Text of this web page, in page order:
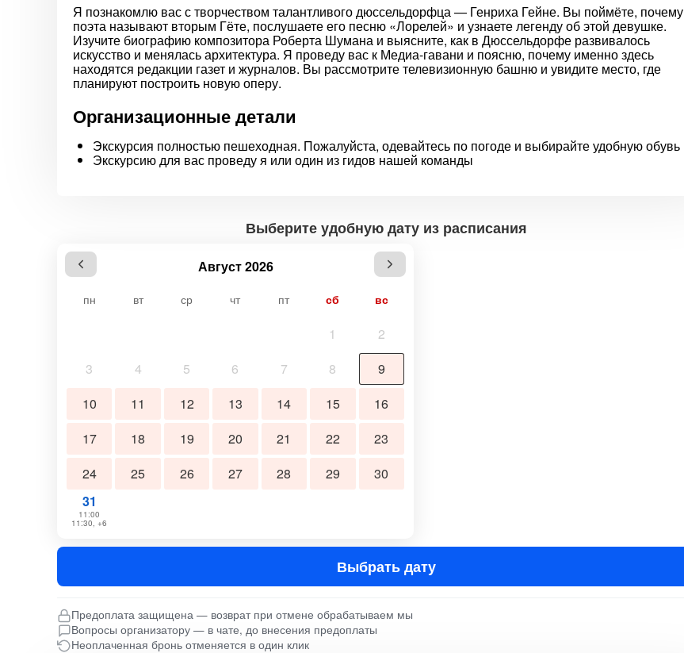
Я познакомлю вас с творчеством талантливого дюссельдорфца — Генриха Гейне. Вы поймёте, почему
поэта называют вторым Гёте, послушаете его песню «Лорелей» и узнаете легенду об этой девушке.
Изучите биографию композитора Роберта Шумана и выясните, как в Дюссельдорфе развивалось
искусство и менялась архитектура. Я проведу вас к Медиа-гавани и поясню, почему именно здесь
находятся редакции газет и журналов. Вы рассмотрите телевизионную башню и увидите место, где
планируют построить новую оперу.
Организационные детали
Экскурсия полностью пешеходная. Пожалуйста, одевайтесь по погоде и выбирайте удобную обувь
Экскурсию для вас проведу я или один из гидов нашей команды
Выберите удобную дату из расписания
Август 2026
пн вт ср чт пт сб вс
1
2
3
4 5 6 7 8
9
10
11 12 13 14 15
16
17
18 19 20 21 22
23
24
25 26 27 28 29
30
31
11:00
11:30, +6
Выбрать дату
Предоплата защищена — возврат при отмене обрабатываем мы
Вопросы организатору — в чате, до внесения предоплаты
Неоплаченная бронь отменяется в один клик